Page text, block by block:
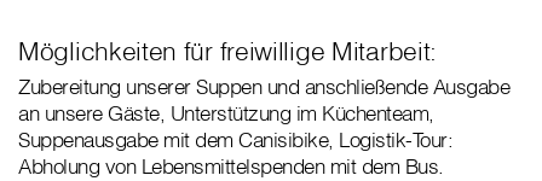
Möglichkeiten für freiwillige Mitarbeit:
Zubereitung unserer Suppen und anschließende Ausgabe
an unsere Gäste, Unterstützung im Küchenteam,
Suppenausgabe mit dem Canisibike, Logistik-Tour:
Abholung von Lebensmittelspenden mit dem Bus.